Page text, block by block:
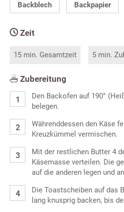
Backblech Backpapier
Zeit
15 min. Gesamtzeit 5 min.
Zubereitung
Den Backofen auf 190°
belegen.
Währenddessen den Käse
Kreuzkümmel vermischen.
Mit der restlichen Butter 4
Käsemasse verteilen. Die
auf die anderen legen und
Die Toastscheiben auf das
lang knusprig backen, bis